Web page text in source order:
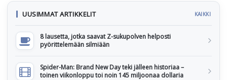
UUSIMMAT ARTIKKELIT KAIKKI
8 lausetta, jotka saavat Z-sukupolven helposti
pyörittelemään silmiään
Spider-Man: Brand New Day teki jälleen historiaa –
toinen viikonloppu toi noin 145 miljoonaa dollaria